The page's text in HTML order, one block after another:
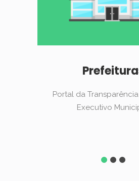
Portal da
Executivo